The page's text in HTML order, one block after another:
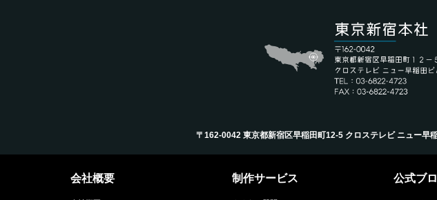
〒162-0042 東京都新宿区早稲田町12-5 クロステレビ ニュー
会社概要 制作サービス 公式ブ